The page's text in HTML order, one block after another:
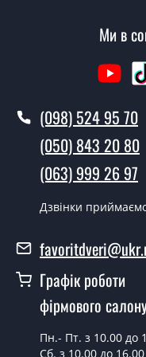
Вартість
Як швидко
У той самий день
наявності їх на
Чи можна на
Так можна.
У вас є в
Так, ми маємо
дверей.
Яка вартість
Ми в
(098) 524 95 70
(050) 843 20 80
(063) 999 26 97
Дзвінки
Графік роботи
фірмового
Пн.- Пт. з 10.00 до
Сб. з 10.00 до 16.00